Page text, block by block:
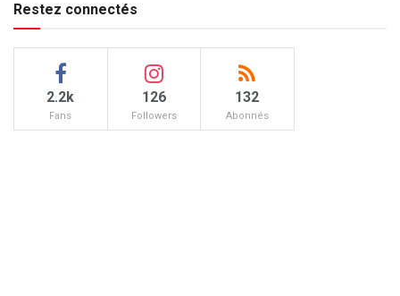
Restez connectés
2.2k
Fans
126
Followers
132
Abonnés